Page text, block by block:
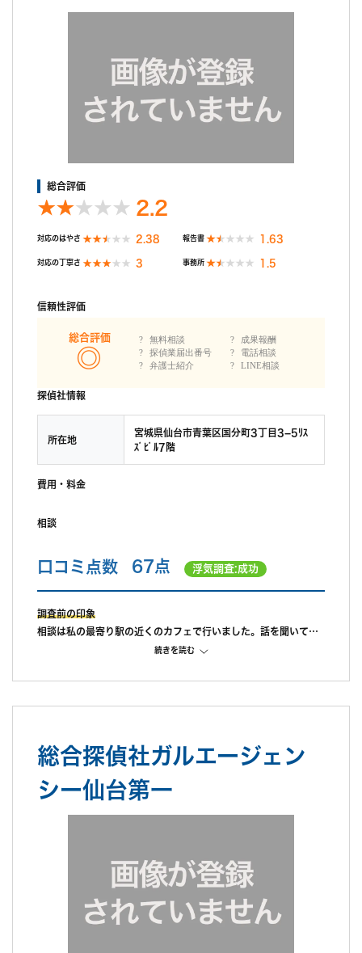
していただけます。
も安心です。自分で色々決められるので、お金もちゃんと確認し
丁寧な報告書と、DVDをその場で見せて説明してくれました。
裁判でもとても役に立ったので、本当に依頼して正解でした。
総合評価
2.2
対応のはやさ 2.38 報告書 1.63
対応の丁寧さ 3 事務所 1.5
信頼性評価
総合評価
無料相談
探偵業届出番号
弁護士紹介
成果報酬
電話相談
LINE相談
探偵社情報
所在地
宮城県仙台市青葉区国分町3丁目3−5ﾘｽ
ｽﾞﾋﾞﾙ7階
費用・料金
相談
口コミ点数 67点 浮気調査:成功
調査前の印象
相談は私の最寄り駅の近くのカフェで行いました。話を聞いてい
ただけましたが他の探偵の見積もとると言ったら早めに調査に入
です。
た。
写真はきれいに取れていました。弁護士による不貞の見解も複数
続きを読む
総合探偵社ガルエージェン
シー仙台第一